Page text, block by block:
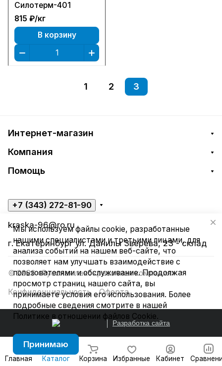
Силотерм-401
815 ₽/кг
В корзину
1 2 3
Главная Каталог Корзина Избранные Кабинет
Интернет-магазин
Компания
Помощь
+7 (343) 272-81-90
kraska-96@ro.ru
г. Екатеринбург ул. Данилы Зверева, 23 - склад
© 2026 «Русская лакокрасочная компания»
Конфиденциальность
Оферта
Разработка сайта
Мы используем файлы cookie, разработанные
нашими специалистами и третьими лицами, для
анализа событий на нашем веб-сайте, что
позволяет нам улучшать взаимодействие с
пользователями и обслуживание. Продолжая
просмотр страниц нашего сайта, вы
принимаете условия его использования. Более
подробные сведения смотрите в нашей
Политике в отношении файлов Cookie.
Принимаю